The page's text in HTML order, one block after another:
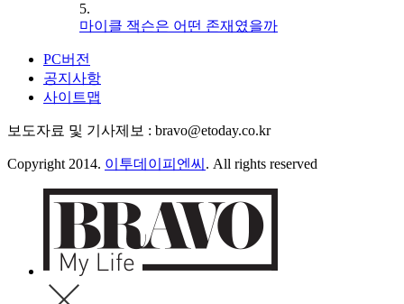
5.
마이클 잭슨은 어떤 존재였을까
PC버전
공지사항
사이트맵
보도자료 및 기사제보 : bravo@etoday.co.kr
Copyright 2014. 이투데이피엔씨 . All rights reserved